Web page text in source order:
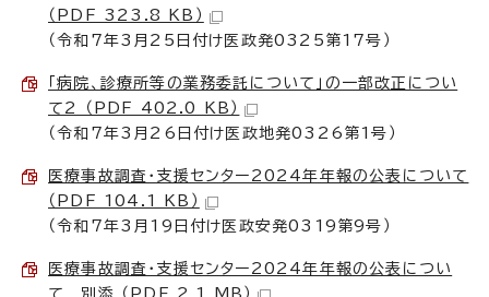
（PDF 323.8 KB）
（令和7年3月25日付け医政発0325第17号）
「病院、診療所等の業務委託について」の一部改正につい
て2 （PDF 402.0 KB）
（令和7年3月26日付け医政地発0326第1号）
医療事故調査・支援センター2024年年報の公表について
（PDF 104.1 KB）
（令和7年3月19日付け医政安発0319第9号）
医療事故調査・支援センター2024年年報の公表につい